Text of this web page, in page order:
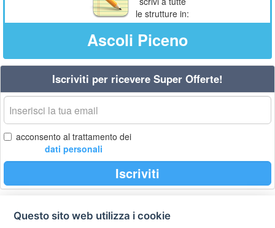
le strutture in:
Ascoli Piceno
Iscriviti per ricevere Super Offerte!
La
tua
email
acconsento al trattamento dei
dati personali
Iscriviti
Privacy Avviso
Questo sito web utilizza i cookie